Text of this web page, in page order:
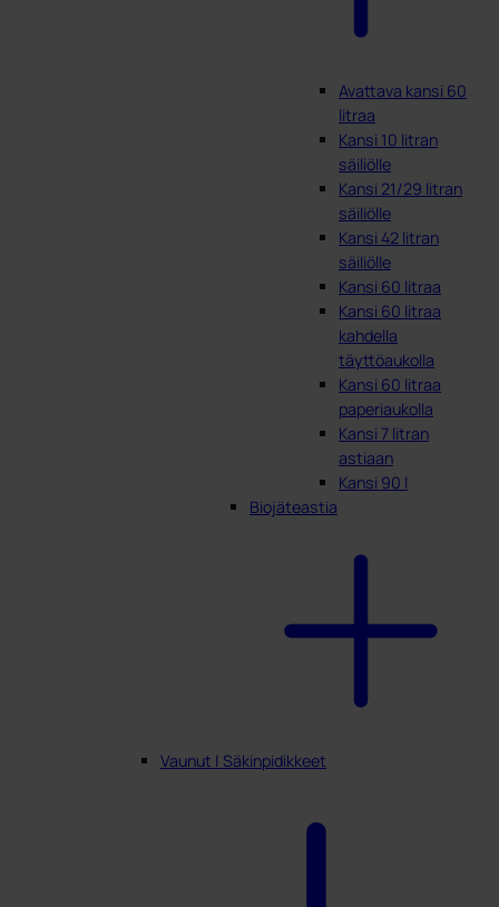
Avattava kansi 60
litraa
Kansi 10 litran
säiliölle
Kansi 21/29 litran
säiliölle
Kansi 42 litran
säiliölle
Kansi 60 litraa
Kansi 60 litraa
kahdella
täyttöaukolla
Kansi 60 litraa
paperiaukolla
Kansi 7 litran
astiaan
Kansi 90 l
Biojäteastia
Vaunut | Säkinpidikkeet